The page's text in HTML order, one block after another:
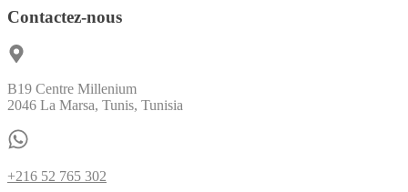
Contactez-nous
B19 Centre Millenium
2046 La Marsa, Tunis, Tunisia
+216 52 765 302